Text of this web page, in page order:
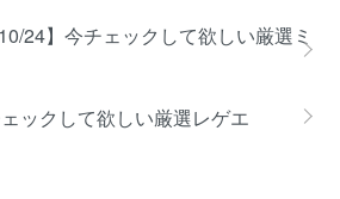
10/24】今チェックして欲しい厳選ミ
ックして欲しい厳選レゲエ